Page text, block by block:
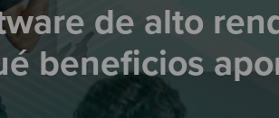
de alto
beneficios